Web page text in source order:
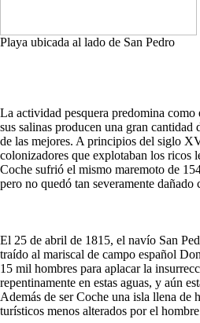
Playa ubicada al lado de San Pedro
La actividad pesquera predomina
sus salinas producen una gran cantidad
de las mejores. A principios del siglo
colonizadores que explotaban los ricos
Coche sufrió el mismo maremoto de
pero no quedó tan severamente dañado
El 25 de abril de 1815, el navío San
traído al mariscal de campo español
15 mil hombres para aplacar la
repentinamente en estas aguas, y aún
Además de ser Coche una isla llena de
turísticos menos alterados por el